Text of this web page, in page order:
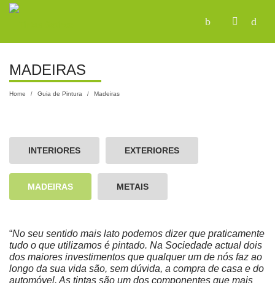
MADEIRAS
Home / Guia de Pintura / Madeiras
INTERIORES EXTERIORES
MADEIRAS METAIS
“No seu sentido mais lato podemos dizer que praticamente
tudo o que utilizamos é pintado. Na Sociedade actual dois
dos maiores investimentos que qualquer um de nós faz ao
longo da sua vida são, sem dúvida, a compra de casa e do
automóvel. As tintas são um dos componentes que mais